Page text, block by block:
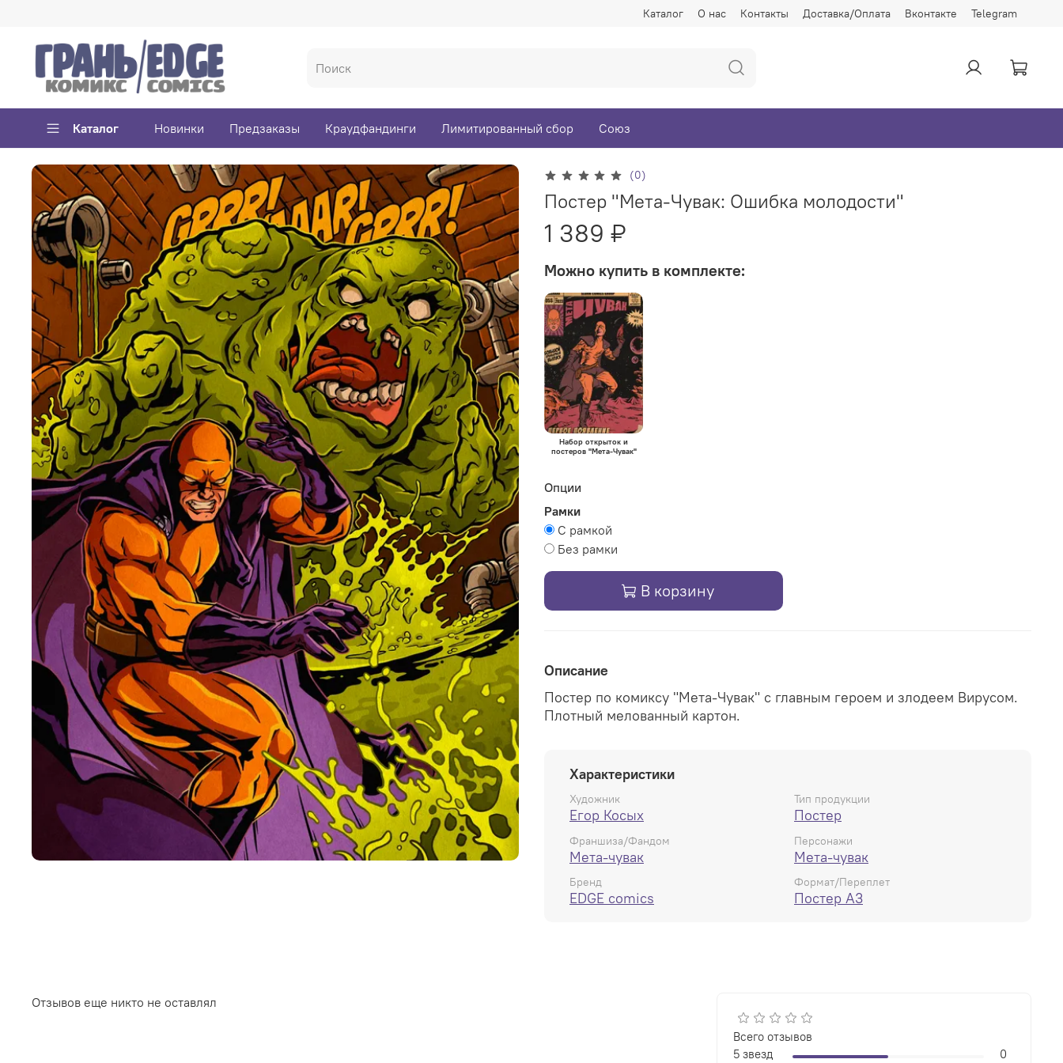
Каталог О нас Контакты Доставка/Оплата Вконтакте Telegram
Каталог Новинки Предзаказы Краудфандинги Лимитированный сбор Союз
(0)
Постер "Мета-Чувак: Ошибка молодости"
1 389 ₽
Можно купить в комплекте:
Набор открыток и
постеров "Мета-Чувак"
Опции
Рамки
С рамкой
Без рамки
В корзину
Описание
Постер по комиксу "Мета-Чувак" с главным героем и злодеем Вирусом.
Плотный мелованный картон.
Характеристики
Художник
Егор Косых
Тип продукции
Постер
Франшиза/Фандом
Мета-чувак
Персонажи
Мета-чувак
Бренд
EDGE comics
Формат/Переплет
Постер А3
Отзывов еще никто не оставлял
Всего отзывов
5 звезд
0